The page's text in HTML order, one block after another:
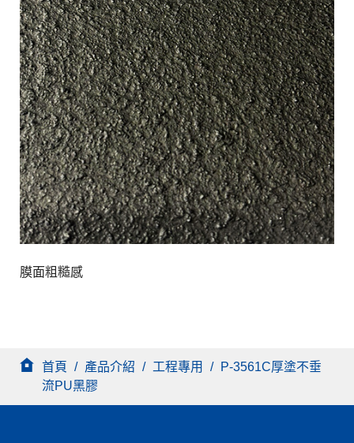
膜面粗糙感
首頁 / 產品介紹 / 工程專用 /
P-3561C厚塗不垂
流PU黑膠